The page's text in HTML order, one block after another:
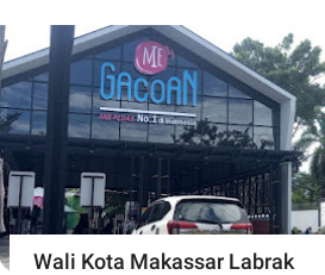
Wali Kota Makassar Labrak